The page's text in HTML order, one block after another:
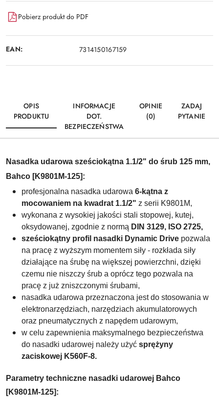
Pobierz produkt do PDF
EAN: 7314150167159
OPIS
PRODUKTU
INFORMACJE
DOT.
BEZPIECZEŃSTWA
OPINIE
(0)
ZADAJ
PYTANIE
Nasadka udarowa sześciokątna 1.1/2" do śrub 125 mm,
Bahco [K9801M-125]:
profesjonalna nasadka udarowa 6-kątna z
mocowaniem na kwadrat 1.1/2" z serii K9801M,
wykonana z wysokiej jakości stali stopowej, kutej,
oksydowanej, zgodnie z normą DIN 3129, ISO 2725,
sześciokątny profil nasadki Dynamic Drive pozwala
na pracę z wyższym momentem siły - rozkłada siły
działające na śrubę na większej powierzchni, dzięki
czemu nie niszczy śrub a oprócz tego pozwala na
pracę z już zniszczonymi śrubami,
nasadka udarowa przeznaczona jest do stosowania w
elektronarzędziach, narzędziach akumulatorowych
oraz pneumatycznych z napędem udarowym,
w celu zapewnienia maksymalnego bezpieczeństwa
do nasadki udarowej należy użyć sprężyny
zaciskowej K560F-8.
Parametry techniczne nasadki udarowej Bahco
[K9801M-125]: